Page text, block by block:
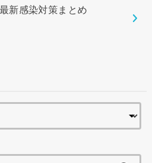
新感染対策まとめ